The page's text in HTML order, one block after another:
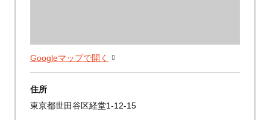
Googleマップで開く
住所
東京都世田谷区経堂1-12-15